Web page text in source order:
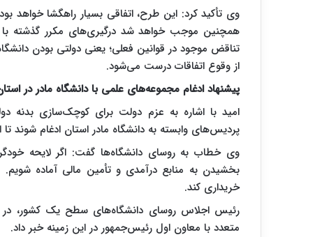
وی تأکید کرد: این طرح، اتفاقی بسیار راهگشا
همچنین موجب خواهد شد درگیری‌های مکرر گذشته با
تناقض موجود در قوانین فعلی؛ یعنی دولتی بودن
از وقوع اتفاقات‌ درست می‌شود.
پیشنهاد ادغام مجموعه‌های علمی با دانشگاه مادر در
امید با اشاره به عزم دولت برای کوچک‌سازی بدنه
پردیس‌های وابسته به دانشگاه مادر استان ادغام شوند
وی خطاب به روسای دانشگاه‌ها گفت: اگر لایحه
بخشیدن به منابع درآمدی و تأمین مالی آماده
خریداری کند.
رئیس اجلاس روسای دانشگاه‌های سطح یک کشور، در
متعدد با معاون اول رئیس‌جمهور در این زمینه خبر داد.